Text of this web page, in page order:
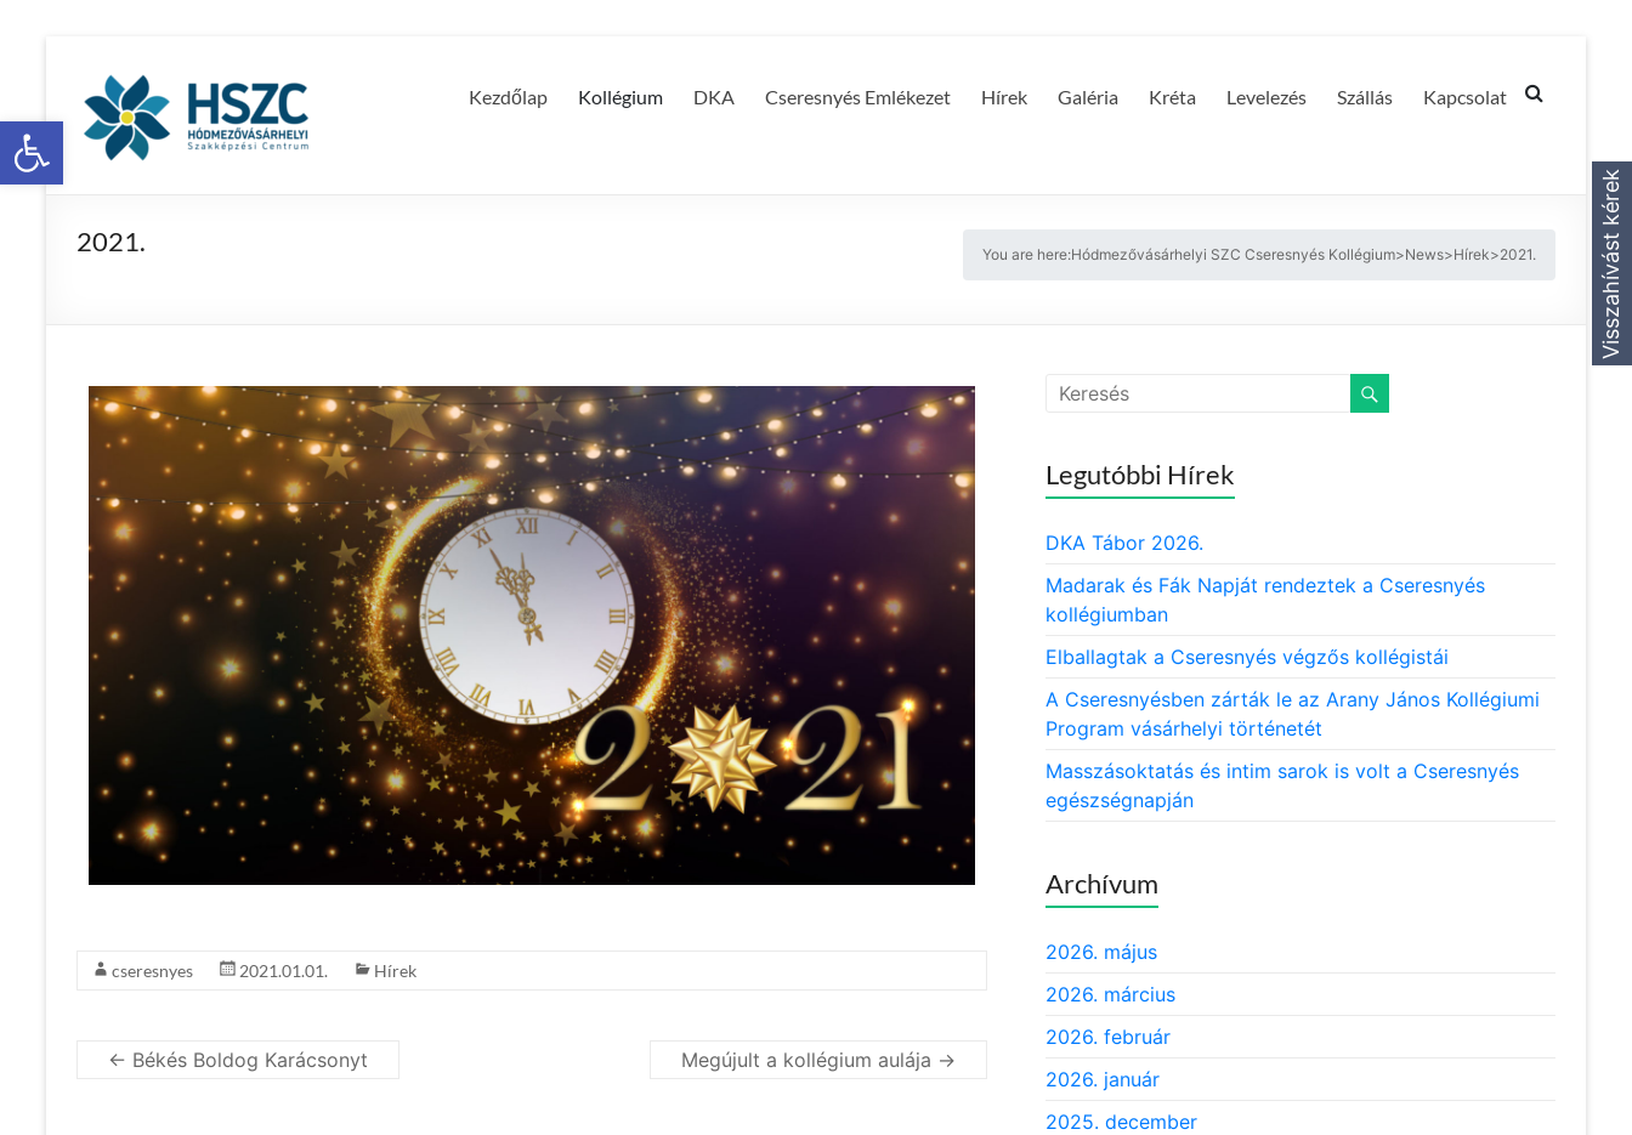
Eszköztár megnyitása
Kezdőlap Kollégium DKA Cseresnyés Emlékezet Hírek Galéria Kréta Levelezés Szállás Kapcsolat
2021. You are here:Hódmezővásárhelyi SZC Cseresnyés Kollégium>News>Hírek>2021.
cseresnyes 2021.01.01. Hírek
← Békés Boldog Karácsonyt Megújult a kollégium aulája →
Legutóbbi Hírek
DKA Tábor 2026.
Madarak és Fák Napját rendeztek a Cseresnyés
kollégiumban
Elballagtak a Cseresnyés végzős kollégistái
A Cseresnyésben zárták le az Arany János Kollégiumi
Program vásárhelyi történetét
Masszásoktatás és intim sarok is volt a Cseresnyés
egészségnapján
Archívum
2026. május
2026. március
2026. február
2026. január
2025. december
Visszahívást kérek